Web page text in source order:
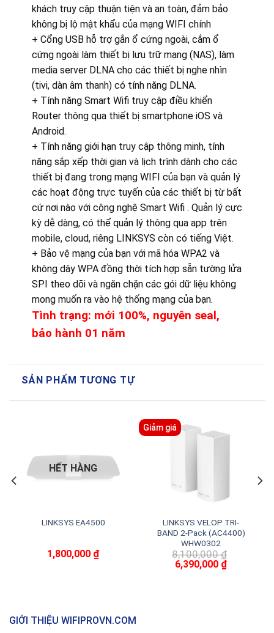
khách truy cập thuận tiện và an toàn, đảm bảo
không bị lộ mật khẩu của mạng WIFI chính
+ Cổng USB hỗ trợ gắn ổ cứng ngoài, cắm ổ
cứng ngoài làm thiết bị lưu trữ mạng (NAS), làm
media server DLNA cho các thiết bị nghe nhìn
(tivi, dàn âm thanh) có tính năng DLNA.
+ Tính năng Smart Wifi truy cập điều khiển
Router thông qua thiết bị smartphone iOS và
Android.
+ Tính năng giới hạn truy cập thông minh, tính
năng sắp xếp thời gian và lịch trình dành cho các
thiết bị đang trong mạng WIFI của bạn và quản lý
các hoạt động trực tuyến của các thiết bị từ bất
cứ nơi nào với công nghệ Smart Wifi . Quản lý cực
kỳ dễ dàng, có thể quản lý thông qua app trên
mobile, cloud, riêng LINKSYS còn có tiếng Việt.
+ Bảo vệ mạng của bạn với mã hóa WPA2 và
không dây WPA đồng thời tích hợp sẵn tường lửa
SPI theo dõi và ngăn chặn các gói dữ liệu không
mong muốn ra vào hệ thống mạng của bạn.
Tình trạng: mới 100%, nguyên seal,
bảo hành 01 năm
SẢN PHẨM TƯƠNG TỰ
HẾT HÀNG
LINKSYS EA4500
1,800,000 ₫
Giảm giá
LINKSYS VELOP TRI-
BAND 2-Pack (AC4400)
WHW0302
8,100,000₫
Giá
gốc
6,390,000 ₫Giá
GIỚI THIỆU WIFIPROVN.COM